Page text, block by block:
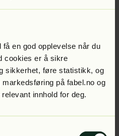
en god opplevelse når du
cookies er å sikre
sikkerhet, føre statistikk, og
på fabel.no og
innhold for deg.